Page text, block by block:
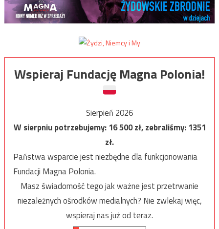
Wspieraj Fundację Magna Polonia!
Sierpień 2026
W sierpniu potrzebujemy:16 500zł, zebraliśmy:1351
zł.
Państwa wsparcie jest niezbędne dla funkcjonowania
Fundacji Magna Polonia.
Masz świadomość tego jak ważne jest przetrwanie
niezależnych ośrodków medialnych? Nie zwlekaj więc,
wspieraj nas już od teraz.